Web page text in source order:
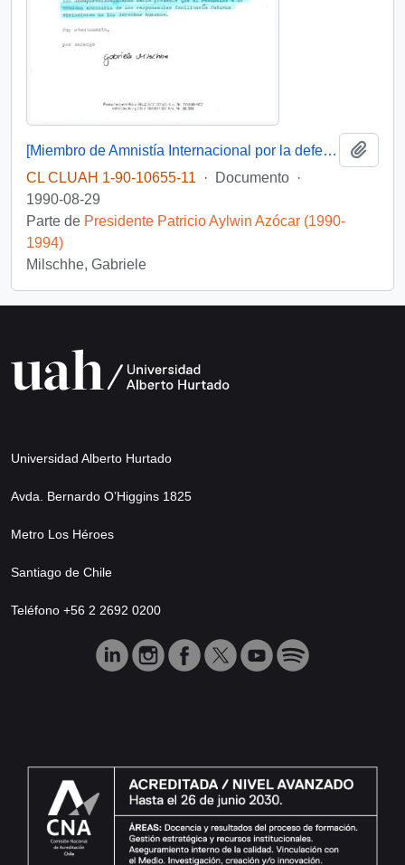
[Miembro de Amnistía Internacional por la defensa de los detenidos desaparecidos en Chile felicita por la creación de la Comisión de de Verdad y Reconciliación]
CL CLUAH 1-90-10655-11
· Documento ·
1990-08-29
Parte de Presidente Patricio Aylwin Azócar (1990-
1994)
Milschhe, Gabriele
Universidad Alberto Hurtado
Avda. Bernardo O’Higgins 1825
Metro Los Héroes
Santiago de Chile
Teléfono +56 2 2692 0200